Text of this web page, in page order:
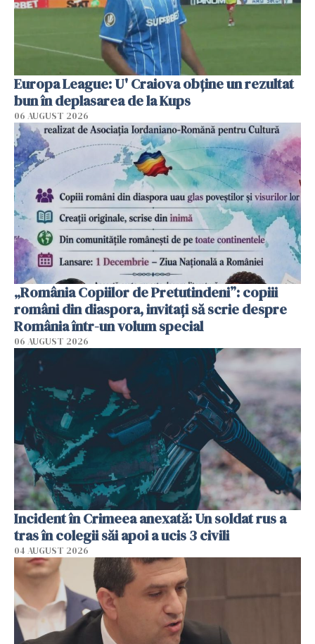
Europa League: U' Craiova obține un rezultat
bun în deplasarea de la Kups
06 AUGUST 2026
„România Copiilor de Pretutindeni”: copiii
români din diaspora, invitați să scrie despre
România într-un volum special
06 AUGUST 2026
Incident în Crimeea anexată: Un soldat rus a
tras în colegii săi apoi a ucis 3 civili
04 AUGUST 2026